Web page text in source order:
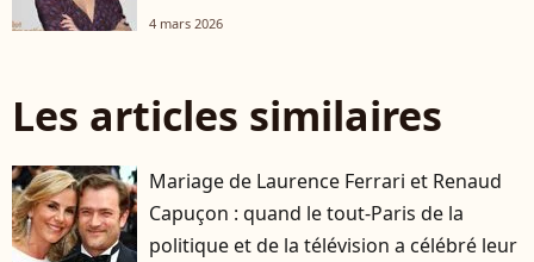
4 mars 2026
Les articles similaires
Mariage de Laurence Ferrari et Renaud
Capuçon : quand le tout-Paris de la
politique et de la télévision a célébré leur